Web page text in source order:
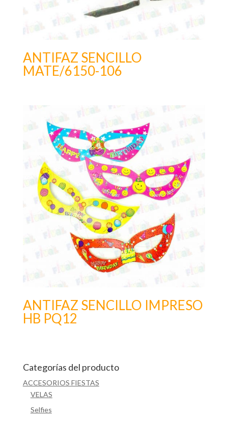
ANTIFAZ SENCILLO
MATE/6150-106
ANTIFAZ SENCILLO IMPRESO
HB PQ12
Categorías del producto
ACCESORIOS FIESTAS
VELAS
Selfies